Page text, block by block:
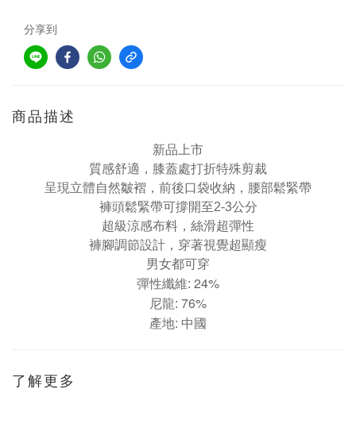
分享到
商品描述
新品上市
質感舒適， 膝蓋處打折特殊剪裁
呈現立體自然皺褶，前後口袋收納，腰部鬆緊帶
褲頭鬆緊帶可撐開至2-3公分
超級涼感布料，絲滑超彈性
褲腳調節設計，穿著視覺超顯瘦
男女都可穿
彈性纖維: 24%
尼龍: 76%
產地: 中國
了解更多